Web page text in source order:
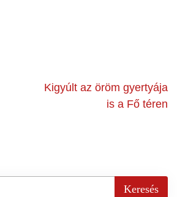
Kigyúlt az öröm gyertyája
is a Fő téren